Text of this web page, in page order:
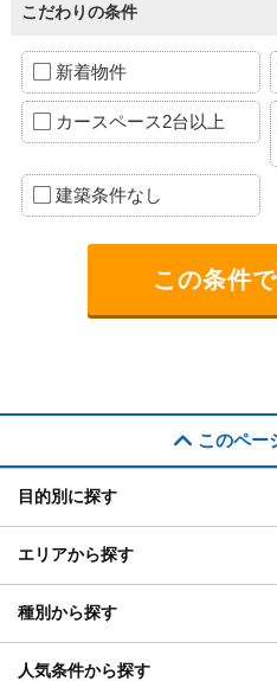
こだわりの条件
新着物件
カースペース2台以上
建築条件なし
このペー
目的別に探す
エリアから探す
種別から探す
人気条件から探す